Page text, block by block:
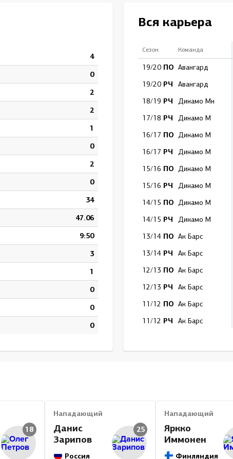
4
0
2
2
1
0
2
0
34
47.06
9:50
3
1
0
0
0
Вся карьера
Сезон Команда
19/20 ПО Авангард
19/20 РЧ Авангард
18/19 РЧ Динамо Мн
17/18 РЧ Динамо М
16/17 ПО Динамо М
16/17 РЧ Динамо М
15/16 ПО Динамо М
15/16 РЧ Динамо М
14/15 ПО Динамо М
14/15 РЧ Динамо М
13/14 ПО Ак Барс
13/14 РЧ Ак Барс
12/13 ПО Ак Барс
12/13 РЧ Ак Барс
11/12 ПО Ак Барс
11/12 РЧ Ак Барс
РЧ
08/09
Итог
18
Нападающий
Данис
Зарипов
Россия
25
Нападающий
Яркко
Иммонен
Финляндия